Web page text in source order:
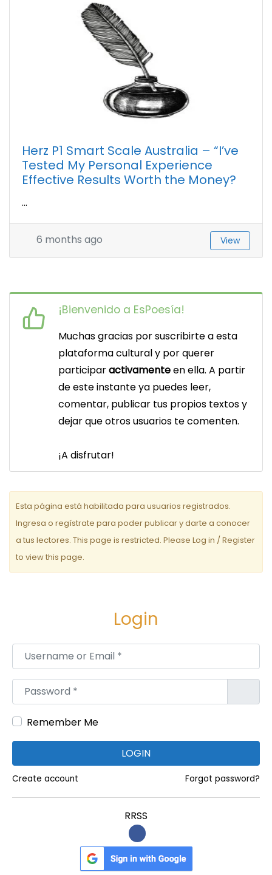
Herz P1 Smart Scale Australia – “I’ve
Tested My Personal Experience
Effective Results Worth the Money?
...
6 months ago View
¡Bienvenido a EsPoesía!
Muchas gracias por suscribirte a esta
plataforma cultural y por querer
participaractivamenteen ella. A partir
de este instante ya puedes leer,
comentar, publicar tus propios textos y
dejar que otros usuarios te comenten.
¡A disfrutar!
Esta página está habilitada para usuarios registrados.
Ingresa o regístrate para poder publicar y darte a conocer
a tus lectores. This page is restricted. Please Log in / Register
to view this page.
Login
Username or Email*
Password*
Remember Me
LOGIN
Create account Forgot password?
RRSS